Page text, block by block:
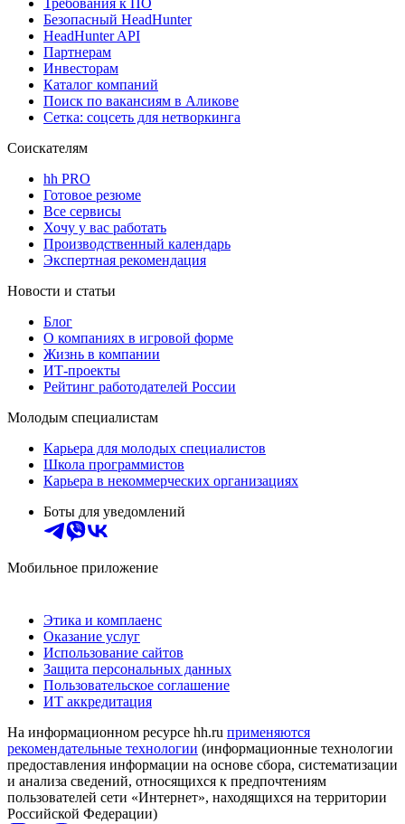
Безопасный HeadHunter
HeadHunter API
Партнерам
Инвесторам
Каталог компаний
Поиск по вакансиям в Аликове
Сетка: соцсеть для нетворкинга
Соискателям
hh PRO
Готовое резюме
Все сервисы
Хочу у вас работать
Производственный календарь
Экспертная рекомендация
Новости и статьи
Блог
О компаниях в игровой форме
Жизнь в компании
ИТ-проекты
Рейтинг работодателей России
Молодым специалистам
Карьера для молодых специалистов
Школа программистов
Карьера в некоммерческих организациях
Боты для уведомлений
Мобильное приложение
Этика и комплаенс
Оказание услуг
Использование сайтов
Защита персональных данных
Пользовательское соглашение
ИТ аккредитация
На информационном ресурсе hh.ru применяются
рекомендательные технологии (информационные технологии
предоставления информации на основе сбора, систематизации
и анализа сведений, относящихся к предпочтениям
пользователей сети «Интернет», находящихся на территории
Российской Федерации)